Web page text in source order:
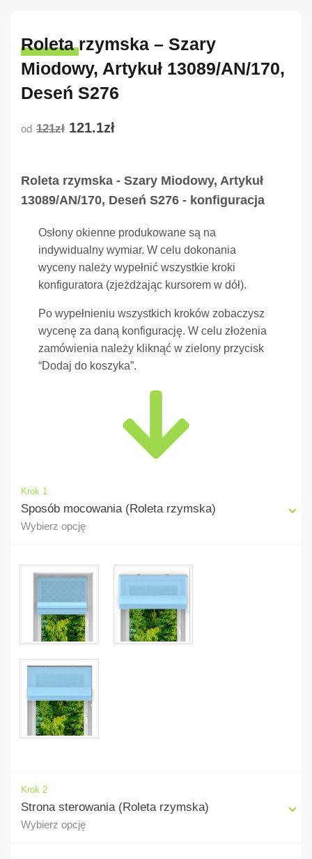
Roleta rzymska – Szary
Miodowy, Artykuł 13089/AN/170,
Deseń S276
od 121zł 121.1zł
Roleta rzymska - Szary Miodowy, Artykuł
13089/AN/170, Deseń S276 - konfiguracja
Osłony okienne produkowane są na
indywidualny wymiar. W celu dokonania
wyceny należy wypełnić wszystkie kroki
konfiguratora (zjeżdżając kursorem w dół).
Po wypełnieniu wszystkich kroków zobaczysz
wycenę za daną konfigurację. W celu złożenia
zamówienia należy kliknąć w zielony przycisk
“Dodaj do koszyka”.
Krok 1
Sposób mocowania (Roleta rzymska)
Wybierz opcję
Krok 2
Strona sterowania (Roleta rzymska)
Wybierz opcję